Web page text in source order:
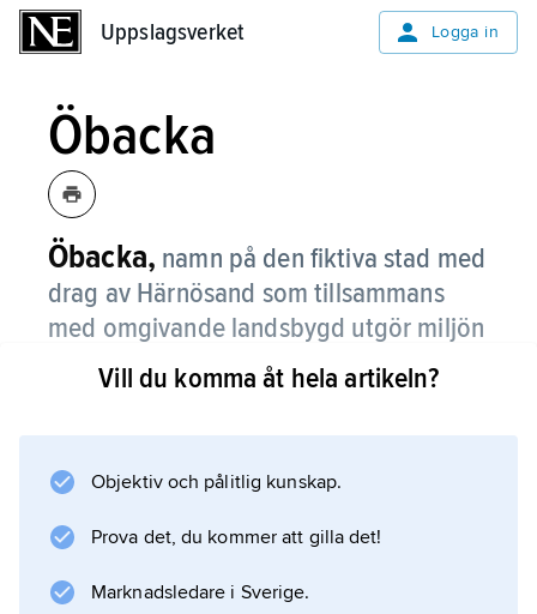
Uppslagsverket Logga in
Öbacka
Öbacka, namn på den fiktiva stad med
drag av Härnösand som tillsammans
med omgivande landsbygd utgör miljön
i en rad novellsamlingar och romaner av
Ludvig Nordström, från ”Borgare”
Vill du komma åt hela artikeln?
Objektiv och pålitlig kunskap.
Prova det, du kommer att gilla det!
Marknadsledare i Sverige.